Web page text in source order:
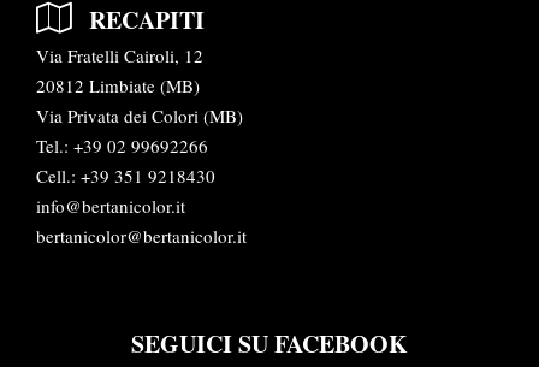
RECAPITI
Via Fratelli Cairoli, 12
20812 Limbiate (MB)
Via Privata dei Colori (MB)
Tel.: +39 02 99692266
Cell.: +39 351 9218430
info@bertanicolor.it
bertanicolor@bertanicolor.it
SEGUICI SU FACEBOOK